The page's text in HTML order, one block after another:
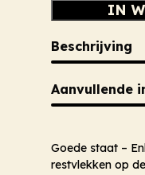
IN
Beschrijving
Aanvullende
Goede staat –
restvlekken op